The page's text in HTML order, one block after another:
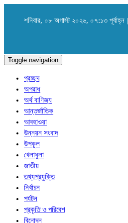
শনিবার, ০৮ অগাস্ট ২০২৬, ০৭:১৩ পূর্বাহ্ন |
Toggle navigation
প্রচ্ছদ
অপরাধ
অর্থ বাণিজ্য
আন্তর্জাতিক
আবহাওয়া
উন্নয়ন সংবাদ
উপকূল
খেলাধুলা
জাতীয়
তথ্যপ্রযুক্তি
নির্বাচন
পর্যটন
প্রকৃতি ও পরিবেশ
বিনোদন